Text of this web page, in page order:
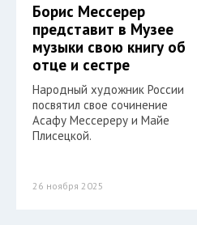
Борис Мессерер
представит в Музее
музыки свою книгу об
отце и сестре
Народный художник России
посвятил свое сочинение
Асафу Мессереру и Майе
Плисецкой.
26 ноября 2025